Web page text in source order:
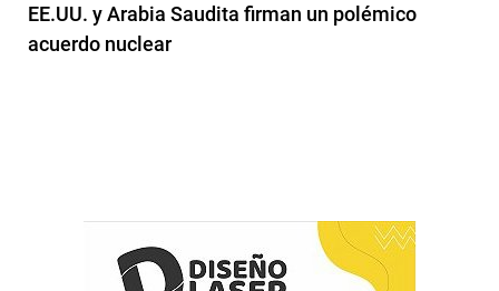
EE.UU. y Arabia Saudita firman un polémico
acuerdo nuclear